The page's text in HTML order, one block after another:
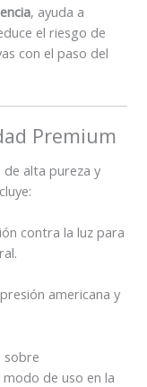
, ayuda a
el riesgo de
con el paso del
Premium
alta pureza y
contra la luz para
americana y
sobre
de uso en la